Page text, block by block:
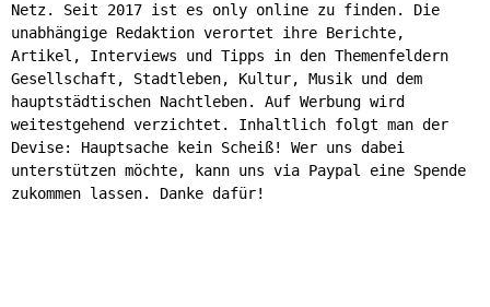
Netz. Seit 2017 ist es only online zu finden. Die
unabhängige Redaktion verortet ihre Berichte,
Artikel, Interviews und Tipps in den Themenfeldern
Gesellschaft, Stadtleben, Kultur, Musik und dem
hauptstädtischen Nachtleben. Auf Werbung wird
weitestgehend verzichtet. Inhaltlich folgt man der
Devise: Hauptsache kein Scheiß! Wer uns dabei
unterstützen möchte, kann uns via Paypal eine Spende
zukommen lassen. Danke dafür!